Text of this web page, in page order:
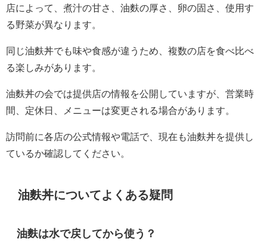
店によって、煮汁の甘さ、油麩の厚さ、卵の固さ、使用す
る野菜が異なります。
同じ油麩丼でも味や食感が違うため、複数の店を食べ比べ
る楽しみがあります。
油麩丼の会では提供店の情報を公開していますが、営業時
間、定休日、メニューは変更される場合があります。
訪問前に各店の公式情報や電話で、現在も油麩丼を提供し
ているか確認してください。
油麩丼についてよくある疑問
油麩は水で戻してから使う？